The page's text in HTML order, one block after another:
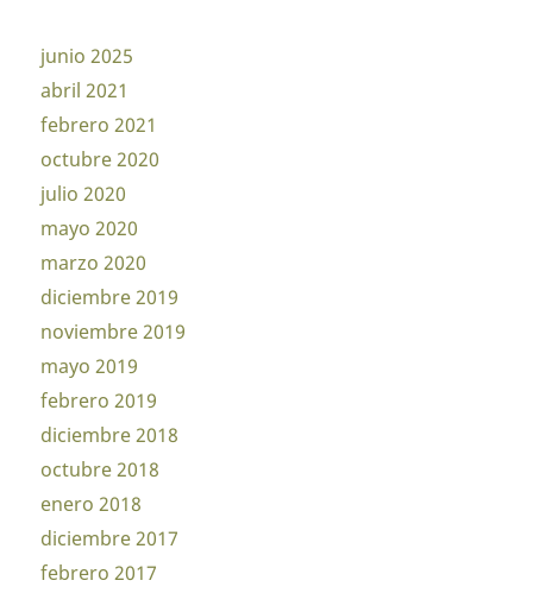
junio 2025
abril 2021
febrero 2021
octubre 2020
julio 2020
mayo 2020
marzo 2020
diciembre 2019
noviembre 2019
mayo 2019
febrero 2019
diciembre 2018
octubre 2018
enero 2018
diciembre 2017
febrero 2017